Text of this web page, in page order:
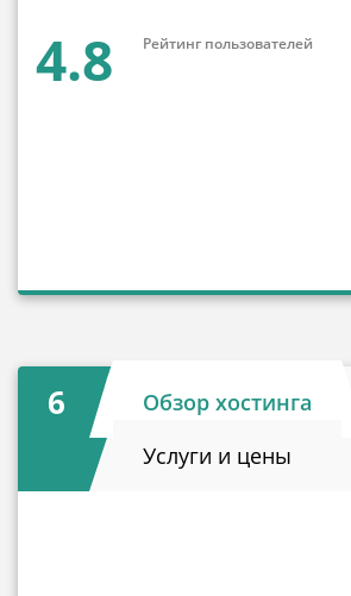
4.8 Рейтинг пользователей
6
Обзор хостинга
Услуги и цены